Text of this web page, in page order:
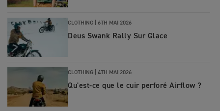
CLOTHING 6TH MAI 2026
Deus Swank Rally Sur Glace
CLOTHING 4TH MAI 2026
Qu'est-ce que le cuir perforé Airflow ?